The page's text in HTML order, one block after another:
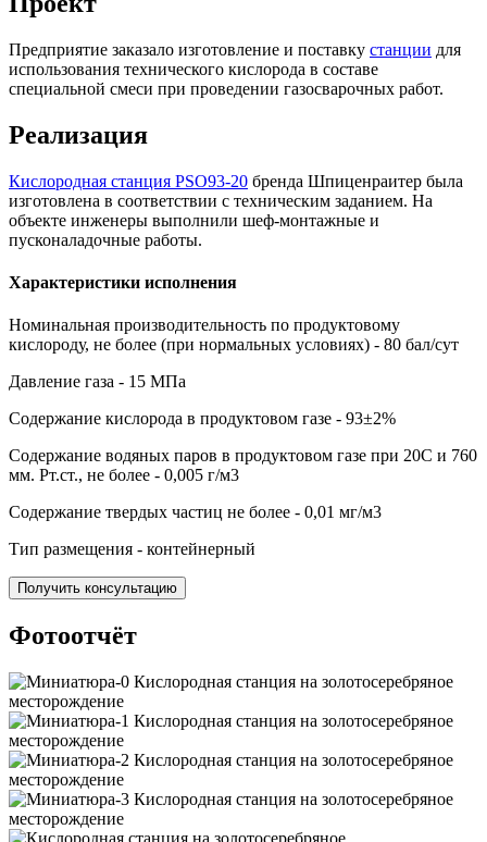
Предприятие заказало изготовление и поставку станции для
использования технического кислорода в составе
специальной смеси при проведении газосварочных работ.
Реализация
Кислородная станция PSO93-20 бренда Шпиценраитер была
изготовлена в соответствии с техническим заданием. На
объекте инженеры выполнили шеф-монтажные и
пусконаладочные работы.
Характеристики исполнения
Номинальная производительность по продуктовому
кислороду, не более (при нормальных условиях) - 80 бал/сут
Давление газа - 15 МПа
Содержание кислорода в продуктовом газе - 93±2%
Содержание водяных паров в продуктовом газе при 20С и 760
мм. Рт.ст., не более - 0,005 г/м3
Содержание твердых частиц не более - 0,01 мг/м3
Тип размещения - контейнерный
Получить консультацию
Фотоотчёт